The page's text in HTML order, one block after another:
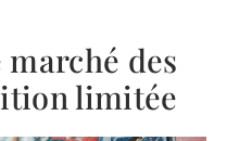
des
limitée